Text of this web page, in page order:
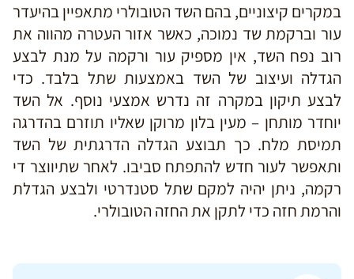
במקרים קיצוניים, בהם השד הטובולרי מתאפיין בהיעדר
עור וברקמת שד נמוכה, כאשר אזור העטרה מהווה את
רוב נפח השד, אין מספיק עור ורקמה על מנת לבצע
הגדלה ועיצוב של השד באמצעות שתל בלבד. כדי
לבצע תיקון במקרה זה נדרש אמצעי נוסף. אל השד
יוחדר מותחן – מעין בלון מרוקן שאליו תוזרם בהדרגה
תמיסת מלח. כך תבוצע הגדלה הדרגתית של השד
ותאפשר לעור חדש להתפתח סביבו. לאחר שתיווצר די
רקמה, ניתן יהיה למקם שתל סטנדרטי ולבצע הגדלת
והרמת חזה כדי לתקן את החזה הטובולרי.